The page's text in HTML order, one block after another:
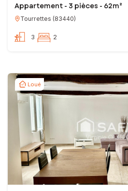
Appartement - 3 pièces - 62m²
Tourrettes (83440)
3 2
Loué